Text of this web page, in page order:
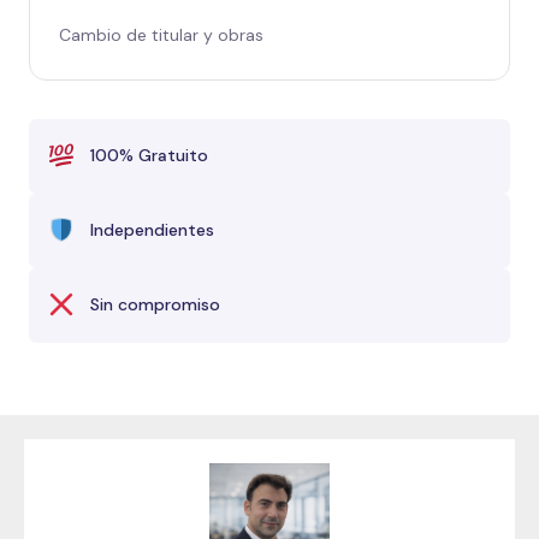
Cambio de titular y obras
100% Gratuito
Independientes
Sin compromiso